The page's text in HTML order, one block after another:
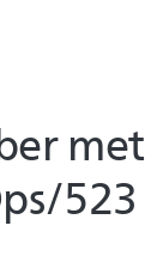
met
523